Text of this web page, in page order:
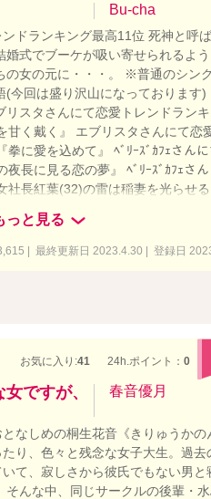
Bu-cha
ドランキング最高11位 死神と呼
式でブーケが吸い寄せられるよ
の女の元に・・・。 ※普通のシン
(今回は盛り沢山になっております)
リスタさんにて恋愛トレンドラン
甘く戴く』 エブリスタさんにて恋
拳に愛を込めて』 ﾍﾞﾘｰｽﾞｶﾌｪさん
長に見る恋の夢』 ﾍﾞﾘｰｽﾞｶﾌｪさん
社長紅葉(32)の雷は稲妻を光らせる
ない』 エブリスタさんにて恋愛ト
コンエロ親父(法務部長)から、ヘソ
！指輪ゲットを目指しラスボスを
ｶﾌｪさんにて恋愛ランキング最高13位
した弟』 エブリスタさんにて恋
した博士に名前を覚えて貰うまで』
グ最高 12位 私の物語は全てがシリ
に読んでも楽しめるかと思います
物語ばかりなので、途中まではよ
。 物語が進むにつれてその意味が
っと見る
| 最終更新日 2023.4.30 | 登録日
お気に入り:41 24h.ポイント： 0
ですが、
春音優月
なしめの桐生花音《きりゅうかの
り、色々と残念な女子大生。過去
て、寂しさから彼氏でもない男と
そんな中、同じサークルの後輩・